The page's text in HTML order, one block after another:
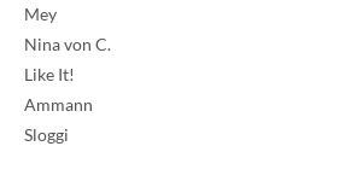
Mey
Nina von C.
Like It!
Ammann
Sloggi